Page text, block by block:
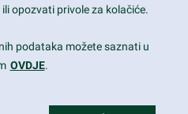
Reserved
opozvati privole za kolačiće.
podataka možete saznati u
OVDJE.